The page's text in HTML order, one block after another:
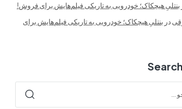
بنتلیِ هیچکاک؛ خودرویی به تاریکی فیلم‌هایش برای فروش!
در بنتلیِ هیچکاک؛ خودرویی به تاریکی فیلم‌هایش برای